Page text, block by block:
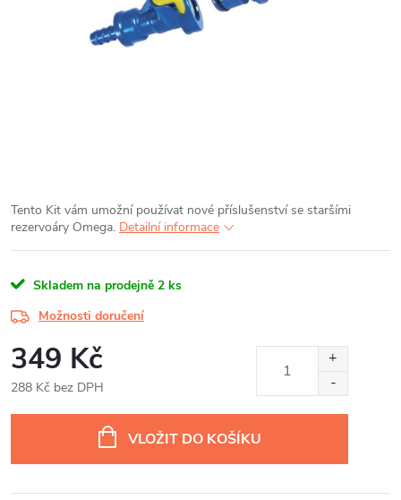
Tento Kit vám umožní používat nové příslušenství se staršími
rezervoáry Omega. Detailní informace
Skladem na prodejně 2 ks
Možnosti doručení
349 Kč
288 Kč bez DPH
VLOŽIT DO KOŠÍKU